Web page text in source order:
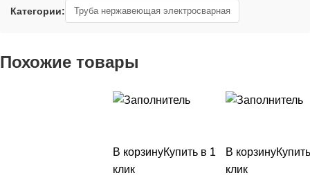
Категории: Труба нержавеющая электросварная
Похожие товары
В корзинуКупить в 1
клик
В корзину
клик